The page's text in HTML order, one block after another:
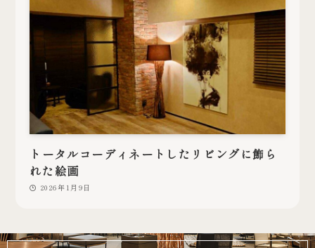
トータルコーディネートしたリビングに飾ら
れた絵画
2026年1月9日